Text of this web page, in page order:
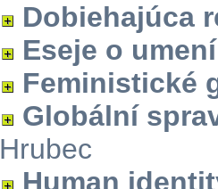
Dobiehajúca
Eseje o umení
Feministické
Globální
Hrubec
Human